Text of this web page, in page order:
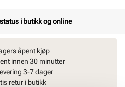
i butikk og online
åpent kjøp
innen 30 minutter
3-7 dager
retur i butikk